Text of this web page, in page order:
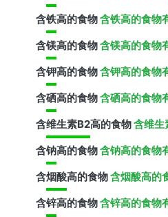
含铁高的食物含铁高的食物
含镁高的食物含镁高的食物
含钾高的食物含钾高的食物
含硒高的食物含硒高的食物
含维生素B2高的食物含维生
含钠高的食物含钠高的食物
含烟酸高的食物含烟酸高的
含锌高的食物含锌高的食物